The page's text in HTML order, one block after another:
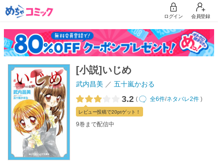
ログイン 会員登録
[小説]いじめ
武内昌美 五十嵐かおる
3.2 ( 全6件/ネタバレ2件 )
レビュー投稿で20ptゲット！
9巻まで配信中